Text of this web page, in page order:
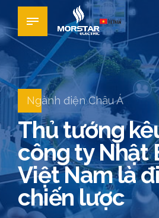
Ngành điện Châu Á
Thủ tướng
công ty Nhật
Việt Nam là
chiến lược